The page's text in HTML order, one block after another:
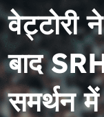
वेट्टोरी
बाद
समर्थन